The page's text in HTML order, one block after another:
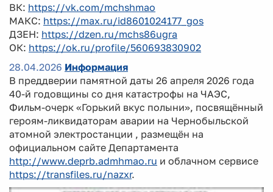
ВК: https://vk.com/mchshmao
МАКС: https://max.ru/id8601024177_gos
ДЗЕН: https://dzen.ru/mchs86ugra
ОК: https://ok.ru/profile/560693830902
28.04.2026 Информация
В преддверии памятной даты 26 апреля 2026 года
40-й годовщины со дня катастрофы на ЧАЭС,
Фильм-очерк «Горький вкус полыни», посвящённый
героям-ликвидаторам аварии на Чернобыльской
атомной электростанции , размещён на
официальном сайте Департамента
http://www.deprb.admhmao.ru и облачном сервисе
https://transfiles.ru/nazxr.